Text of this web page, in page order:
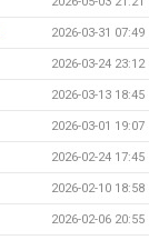
2026-03-31 07:49
2026-03-24 23:12
2026-03-13 18:45
2026-03-01 19:07
2026-02-24 17:45
2026-02-10 18:58
2026-02-06 20:55